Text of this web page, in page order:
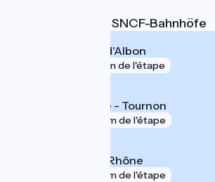
Nächstgelegene SNCF-Bahnhöfe
Saint-Rambert-d'Albon
544 m de l'étape
Tain-l'Hermitage - Tournon
650 m de l'étape
Saint-Vallier sur Rhône
803 m de l'étape